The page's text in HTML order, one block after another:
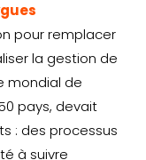
pour remplacer
la gestion de
mondial de
pays, devait
: des processus
à suivre